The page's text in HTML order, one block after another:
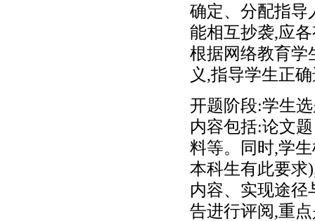
确定、分配指导
能相互抄袭,应
根据网络教育学
义,指导学生正
开题阶段:学生
内容包括:论文
料等。同时,学
本科生有此要求
内容、实现途
告进行评阅,重